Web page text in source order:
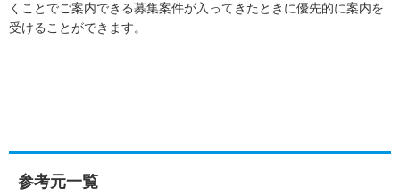
くことでご案内できる募集案件が入ってきたときに優先的に案内を
受けることができます。
参考元一覧